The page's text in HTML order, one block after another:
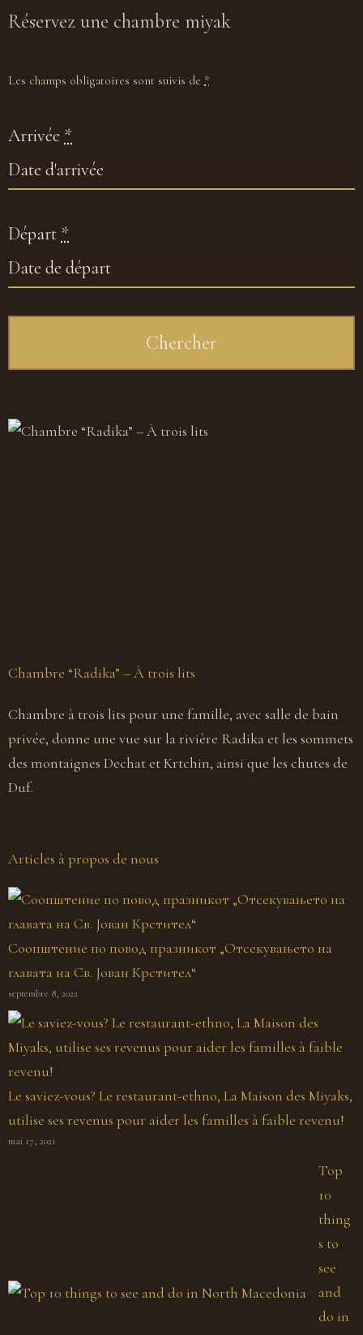
Réservez une chambre miyak
Les champs obligatoires sont suivis de *
Arrivée *
Départ *
Chambre “Radika” – À trois lits
Chambre à trois lits pour une famille, avec salle de bain
privée, donne une vue sur la rivière Radika et les sommets
des montaignes Dechat et Krtchin, ainsi que les chutes de
Duf.
Articles à propos de nous
Соопштение по повод празникот „Отсекувањето на
главата на Св. Јован Крстител“
septembre 8, 2022
Le saviez-vous? Le restaurant-ethno, La Maison des Miyaks,
utilise ses revenus pour aider les familles à faible revenu!
mai 17, 2021
Top
10
thing
s to
see
and
do in